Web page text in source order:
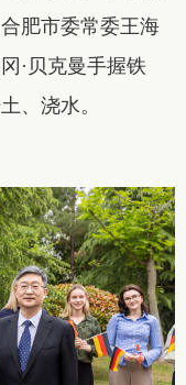
肥市委常委王海
·贝克曼手握铁
、浇水。